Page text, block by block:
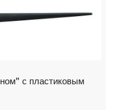
с пластиковым